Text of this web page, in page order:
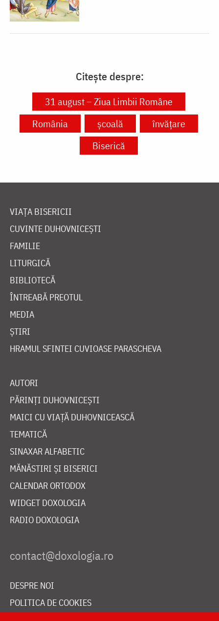
Citește despre:
31 august – Ziua Limbii Române
România
școală
învățare
Biserică
VIAȚA BISERICII
CUVINTE DUHOVNICEȘTI
FAMILIE
LITURGICĂ
BIBLIOTECĂ
ÎNTREABĂ PREOTUL
MEDIA
ȘTIRI
HRAMUL SFINTEI CUVIOASE PARASCHEVA
AUTORI
PĂRINȚI DUHOVNICEȘTI
MAICI CU VIAȚĂ DUHOVNICEASCĂ
TEMATICĂ
SINAXAR ALFABETIC
MĂNĂSTIRI ȘI BISERICI
CALENDAR ORTODOX
WIDGET DOXOLOGIA
RADIO DOXOLOGIA
DESPRE NOI
POLITICA DE COOKIES